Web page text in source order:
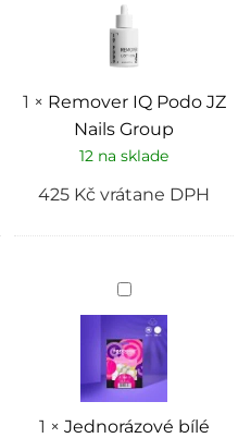
JZ
Nails
Group
1 × Remover IQ Podo JZ
Nails Group
12 na sklade
425 Kč vrátane DPH
Jednorázové
bílé
brusné
kotoučky
pro
pedikérský
disk
PODODISC
M
1 × Jednorázové bílé